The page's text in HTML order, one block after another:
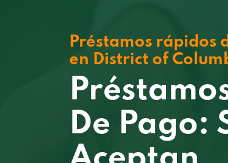
Préstamos rápidos
en District of
De Pago: